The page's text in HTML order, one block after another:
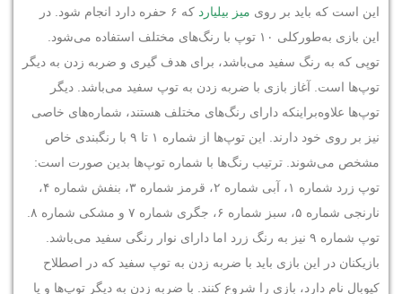
این است که باید بر روی میز بیلیارد
که ۶ حفره دارد انجام شود. در
این بازی به‌طورکلی ۱۰ توپ با رنگ‌های مختلف استفاده می‌شود.
توپی که به رنگ سفید می‌باشد، برای هدف گیری و ضربه زدن به دیگر
توپ‌ها است. آغاز بازی با ضربه زدن به توپ سفید می‌باشد. دیگر
توپ‌ها علاوه‌براینکه دارای رنگ‌های مختلف هستند، شماره‌های خاصی
نیز بر روی خود دارند. این توپ‌ها از شماره ۱ تا ۹ با رنگبندی خاص
مشخص می‌شوند. ترتیب رنگ‌ها با شماره توپ‌ها بدین صورت است:
توپ زرد شماره ۱، آبی شماره ۲، قرمز شماره ۳، بنفش شماره ۴،
توپ شماره ۹ نیز به رنگ زرد اما دارای نوار رنگی سفید می‌باشد.
بازیکنان در این بازی باید با ضربه زدن به توپ سفید که در اصطلاح
کیوبال نام دارد، بازی را شروع کنند. با ضربه زدن به دیگر توپ‌ها و یا